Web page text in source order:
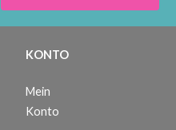
KONTO
Mein
Konto